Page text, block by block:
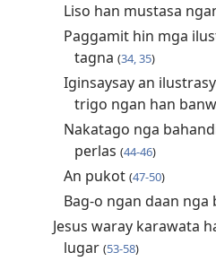
Liso han mustasa
Paggamit hin mga
tagna (34, 35)
Iginsaysay an
trigo ngan han
Nakatago nga
perlas (44-46)
An pukot (47-50)
Bag-o ngan daan nga
Jesus waray karawata
lugar (53-58)